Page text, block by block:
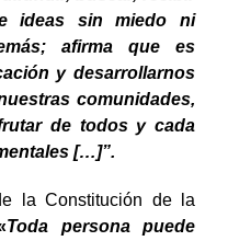
ideas sin miedo ni
afirma que es
y desarrollarnos
comunidades,
de todos y cada
[…]”.
la Constitución de la
Toda persona puede